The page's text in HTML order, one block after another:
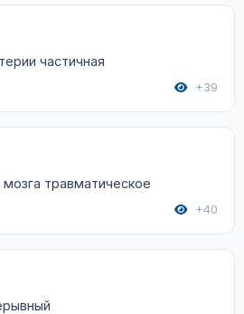
частичная
+39
травматическое
+40